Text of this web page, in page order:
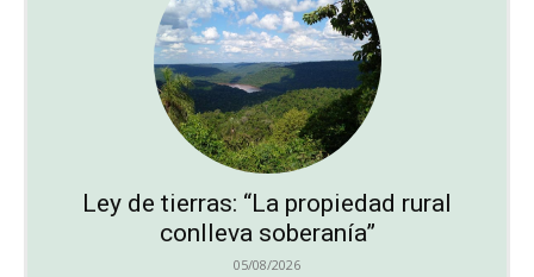
Ley de tierras: “La propiedad rural
conlleva soberanía”
05/08/2026